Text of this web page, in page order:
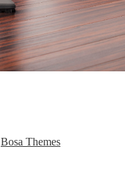
Bosa Themes